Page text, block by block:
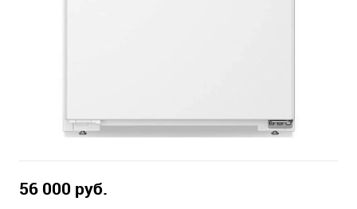
56 000 руб.